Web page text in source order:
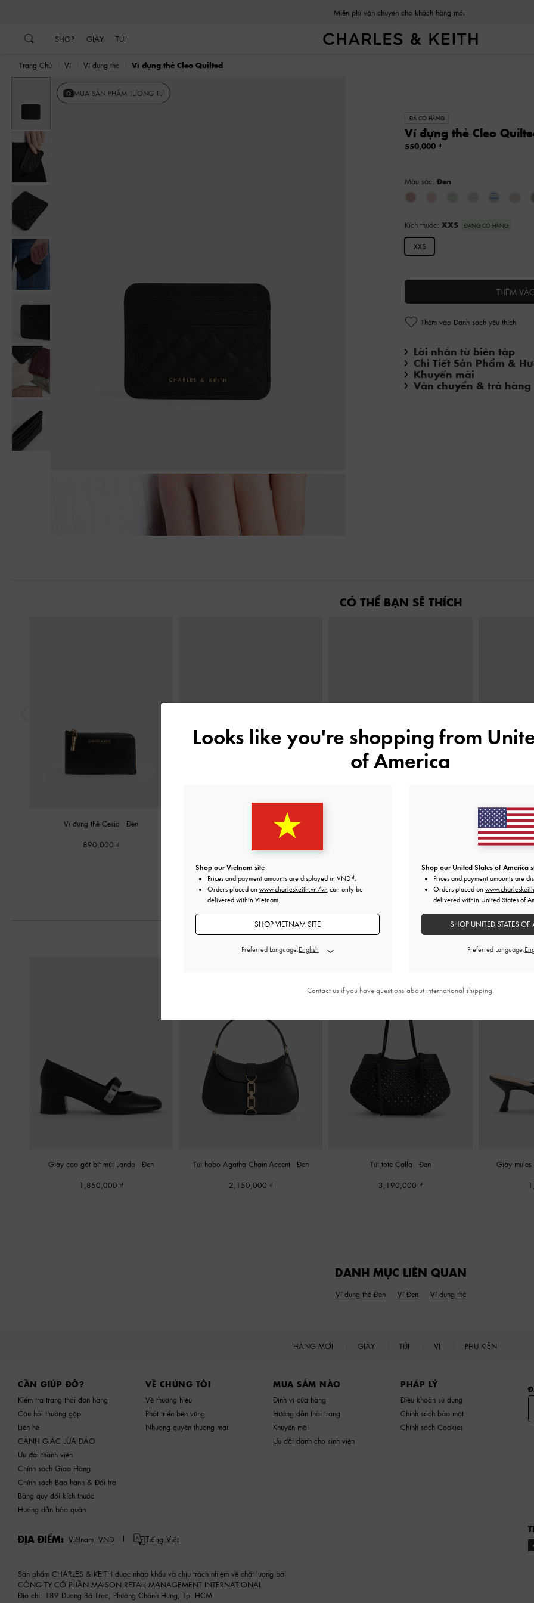
Miễn phí vận chuyển cho khách hàng mới
SHOP GIÀY TÚI
Trang Chủ Ví Ví đựng thẻ Ví đựng thẻ Cleo Quilted
MUA SẢN PHẨM TƯƠNG TỰ
ĐÃ CÓ HÀNG
Ví đựng thẻ Cleo
550,000
Màu sắc: Đen
Kích thước: XXS ĐANG CÓ HÀNG
XXS
THÊM
Thêm vào Danh sách yêu thích
Lời nhắn từ biên tập
Chi Tiết Sản Phẩm &
Khuyến mãi
Vận chuyển & trả hàng
CÓ THỂ BẠN SẼ THÍCH
Ví đựng thẻ Cesia -Đen
890,000
Ví cầm tay Zephyr Metallic-Accent- Ví đựng
Giày cao gót bít mũi Lando -Đen
1,850,000
Túi hobo Agatha Chain-Accent
Đen
2,150,000
Túi tote Calla
Đen
3,190,000
Giày
DANH MỤC LIÊN QUAN
Ví đựng thẻ Đen Ví Đen Ví đựng thẻ
HÀNG MỚI GIÀY TÚI VÍ PHỤ KIỆN
CẦN GIÚP ĐỠ?
Kiểm tra trạng thái đơn hàng
Câu hỏi thường gặp
Liên hệ
CẢNH GIÁC LỪA ĐẢO
Ưu đãi thành viên
Chính sách Giao Hàng
Chính sách Bảo hành & Đổi trả
Bảng quy đổi kích thước
Hướng dẫn bảo quản
VỀ CHÚNG TÔI
Về thương hiệu
Phát triển bền vững
Nhượng quyền thương mại
MUA SẮM NÀO
Định vị cửa hàng
Hướng dẫn thời trang
Khuyến mãi
Ưu đãi dành cho sinh viên
PHÁP LÝ
Điều khoản sử dụng
Chính sách bảo mật
Chính sách Cookies
ĐỊA ĐIỂM: Việtnam, VND Tiếng Việt
Sản phẩm CHARLES & KEITH được nhập khẩu và chịu trách nhiệm về chất lượng bởi
CÔNG TY CỔ PHẦN MAISON RETAIL MANAGEMENT INTERNATIONAL
Địa chỉ: 189 Dương Bá Trạc, Phường Chánh Hưng, Tp. HCM
Looks like you're shopping from
of America
Shop our Vietnam site
Prices and payment amounts are displayed in VND .
Orders placed on www.charleskeith.vn/vn can only be
delivered within Vietnam.
SHOP VIETNAM SITE
Preferred Language:
Shop our United States of America
Prices and payment amounts are
Orders placed on
delivered within United States of
SHOP UNITED STATES OF
Preferred Language:
Contact us if you have questions about international shipping.